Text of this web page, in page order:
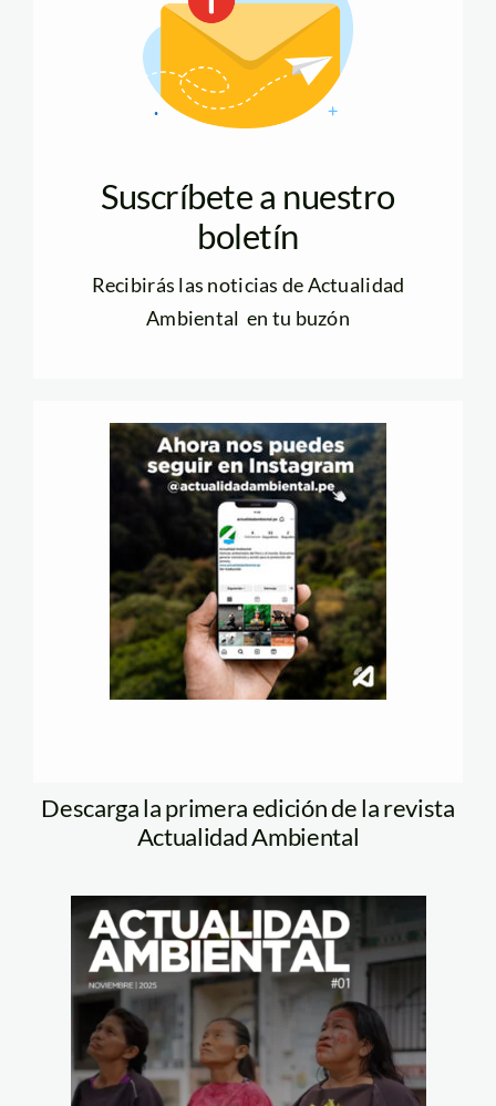
Suscríbete a nuestro
boletín
Recibirás las noticias de Actualidad
Ambiental en tu buzón
Descarga la primera edición de la revista
Actualidad Ambiental